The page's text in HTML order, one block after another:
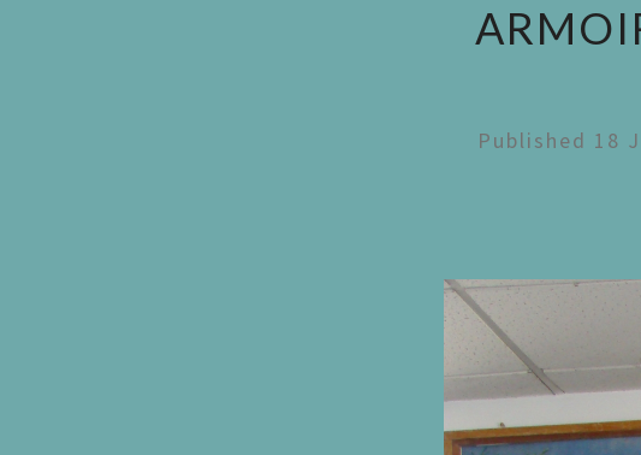
Published 18